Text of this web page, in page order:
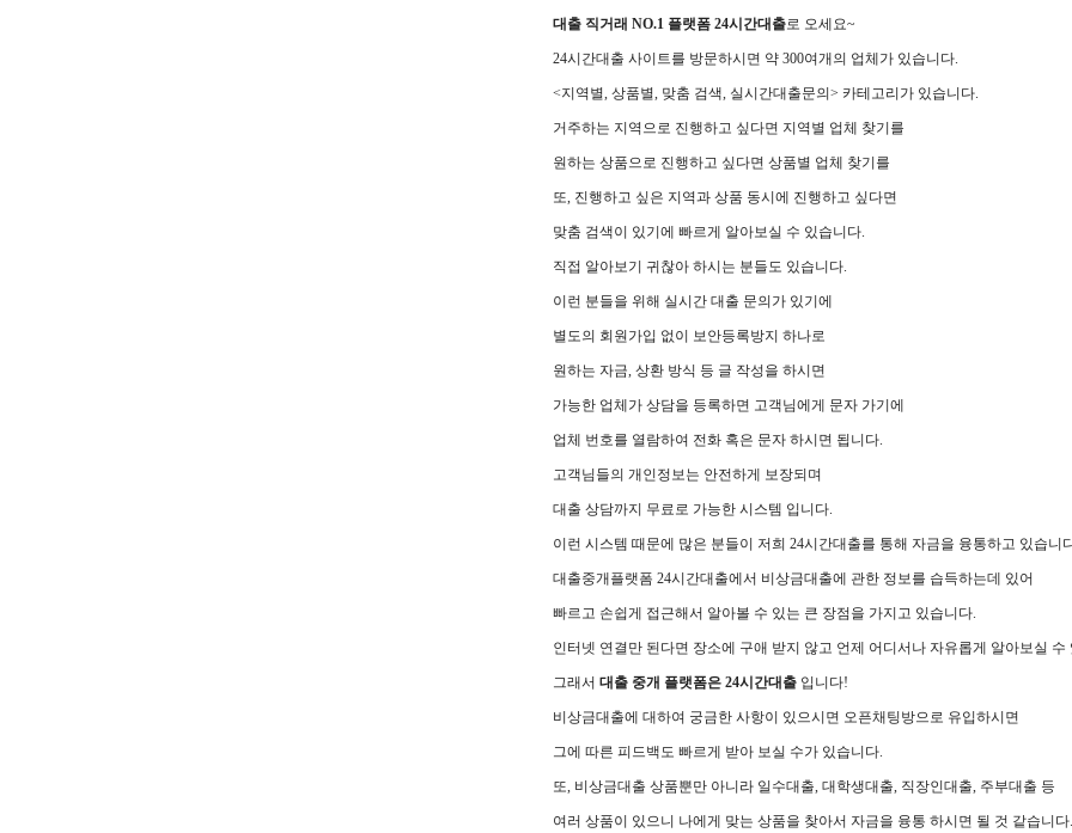
대출 직거래 NO.1 플랫폼 24시간대출로 오세요~
24시간대출 사이트를 방문하시면 약 300여개의 업체가 있습니다.
<지역별, 상품별, 맞춤 검색, 실시간대출문의> 카테고리가 있습니다.
거주하는 지역으로 진행하고 싶다면 지역별 업체 찾기를
원하는 상품으로 진행하고 싶다면 상품별 업체 찾기를
또, 진행하고 싶은 지역과 상품 동시에 진행하고 싶다면
맞춤 검색이 있기에 빠르게 알아보실 수 있습니다.
직접 알아보기 귀찮아 하시는 분들도 있습니다.
이런 분들을 위해 실시간 대출 문의가 있기에
별도의 회원가입 없이 보안등록방지 하나로
원하는 자금, 상환 방식 등 글 작성을 하시면
가능한 업체가 상담을 등록하면 고객님에게 문자 가기에
업체 번호를 열람하여 전화 혹은 문자 하시면 됩니다.
고객님들의 개인정보는 안전하게 보장되며
대출 상담까지 무료로 가능한 시스템 입니다.
이런 시스템 때문에 많은 분들이 저희 24시간대출를 통해 자금을 융통하고 있습니
대출중개플랫폼 24시간대출에서 비상금대출에 관한 정보를 습득하는데 있어
빠르고 손쉽게 접근해서 알아볼 수 있는 큰 장점을 가지고 있습니다.
인터넷 연결만 된다면 장소에 구애 받지 않고 언제 어디서나 자유롭게 알아보실 수
그래서 대출 중개 플랫폼은 24시간대출 입니다!
비상금대출에 대하여 궁금한 사항이 있으시면 오픈채팅방으로 유입하시면
그에 따른 피드백도 빠르게 받아 보실 수가 있습니다.
또, 비상금대출 상품뿐만 아니라 일수대출, 대학생대출, 직장인대출, 주부대출 등
여러 상품이 있으니 나에게 맞는 상품을 찾아서 자금을 융통 하시면 될 것 같습니다.